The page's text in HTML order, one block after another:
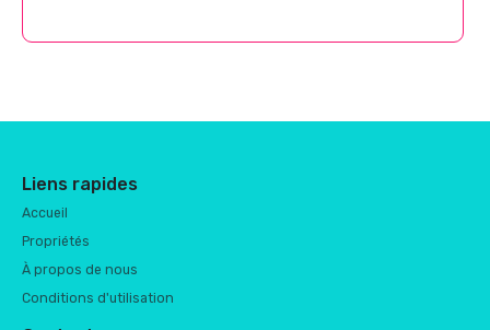
Liens rapides
Accueil
Propriétés
À propos de nous
Conditions d'utilisation